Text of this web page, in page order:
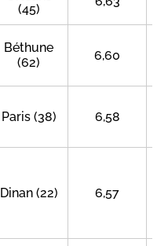
(45)
Béthune
(62)
6,60
Paris (38) 6,58
Dinan (22) 6,57